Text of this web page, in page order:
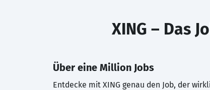
XING – Das
Über eine Million Jobs
Entdecke mit XING genau den Job, der